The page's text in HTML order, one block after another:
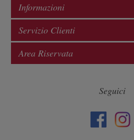
Informazioni
Servizio Clienti
Area Riservata
Seguici